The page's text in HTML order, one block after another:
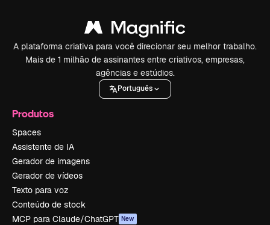
A plataforma criativa para você direcionar seu melhor trabalho.
Mais de 1 milhão de assinantes entre criativos, empresas,
agências e estúdios.
Português
Produtos
Spaces
Assistente de IA
Gerador de imagens
Gerador de vídeos
Texto para voz
Conteúdo de stock
MCP para Claude/ChatGPT New